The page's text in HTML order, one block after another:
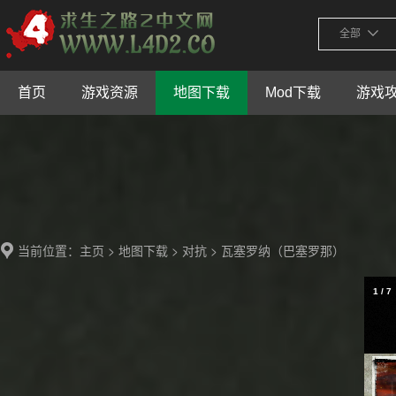
全部
首页 游戏资源 地图下载 Mod下载 游戏
当前位置： 主页 > 地图下载 > 对抗 > 瓦塞罗纳（巴塞罗那）
1 / 7